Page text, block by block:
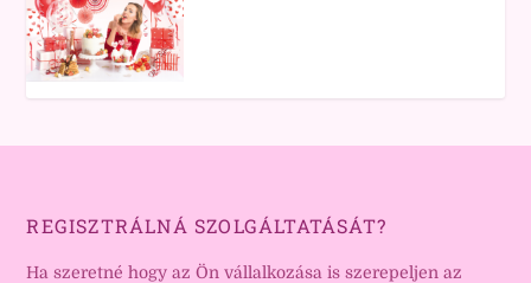
REGISZTRÁLNÁ SZOLGÁLTATÁSÁT?
Ha szeretné hogy az Ön vállalkozása is szerepeljen az